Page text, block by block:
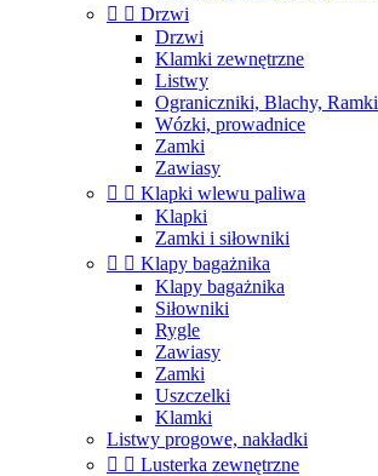
  Drzwi
Drzwi
Klamki zewnętrzne
Listwy
Ograniczniki, Blachy, Ramki
Wózki, prowadnice
Zamki
Zawiasy
  Klapki wlewu paliwa
Klapki
Zamki i siłowniki
  Klapy bagażnika
Klapy bagażnika
Siłowniki
Rygle
Zawiasy
Zamki
Uszczelki
Klamki
Listwy progowe, nakładki
  Lusterka zewnętrzne